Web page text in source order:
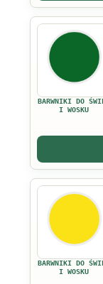
BARWNIKI DO
I WOSKU
Ten
produkt
wiele
wariantów.
Opcje
na
stronie
produktu
BARWNIKI DO
I WOSKU
Ten
produkt
wiele
wariantów.
Opcje